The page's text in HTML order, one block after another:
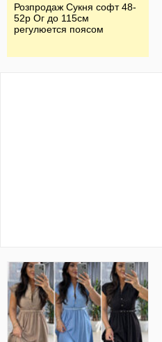
Розпродаж Сукня софт 48-
52р Ог до 115см
регулюется поясом